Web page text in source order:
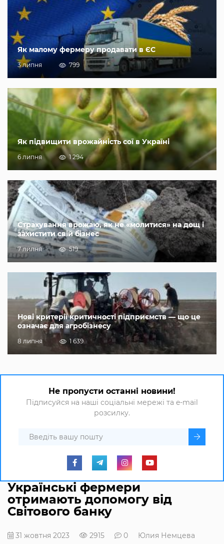
Як малому фермеру продавати в ЄС
3 липня 799
Як підвищити врожайність сої в Україні
6 липня 1 294
Страхування врожаю, як не «молитися» на дощ і
захистити свій бізнес
7 липня 519
Нові критерії критичності підприємств — що це
означає для агробізнесу
8 липня 1 639
Не пропусти останні новини!
Підписуйся на наші соціальні мережі та e-mail
розсилку.
Українські фермери
отримають допомогу від
Світового банку
31 жовтня 2023 2915 0 Юлия Немцева